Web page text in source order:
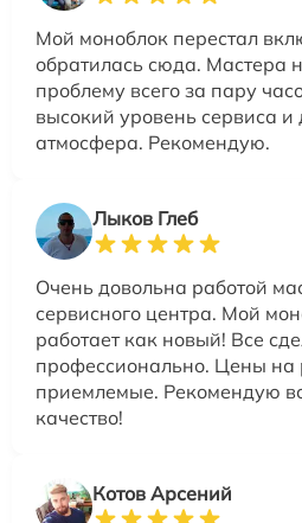
Мой моноблок перестал
обратилась сюда. Мастера
проблему всего за пару
высокий уровень сервиса и
атмосфера. Рекомендую.
Лыков Глеб
Очень довольна работой
сервисного центра. Мой
работает как новый! Все
профессионально. Цены на
приемлемые. Рекомендую
качество!
Котов Арсений